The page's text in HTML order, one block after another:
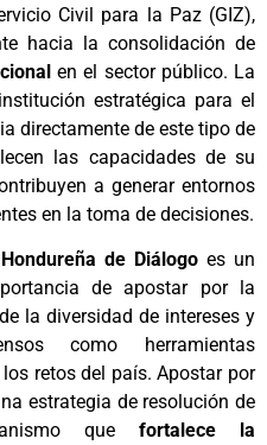
Civil para la Paz (GIZ),
hacia la consolidación de
en el sector público. La
estratégica para el
directamente de este tipo de
las capacidades de su
a generar entornos
en la toma de decisiones.
de Diálogoes un
de apostar por la
la diversidad de intereses y
como herramientas
retos del país. Apostar por
estrategia de resolución de
que fortalece la